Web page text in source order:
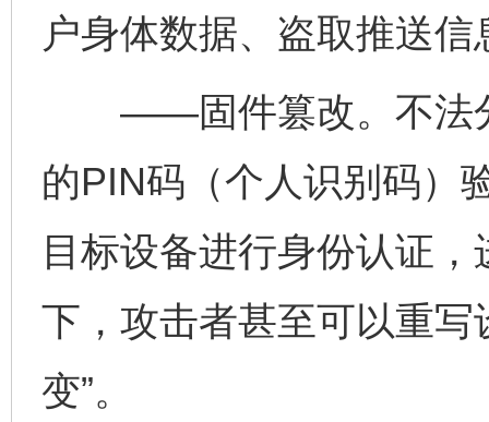
户身体数据、盗取推送信
——固件篡改。不法分
的PIN码（个人识别码）
目标设备进行身份认证
下，攻击者甚至可以重写
变”。